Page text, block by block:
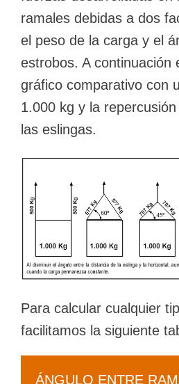
ramales debidas a dos
el peso de la carga y el
estrobos. A continuación
gráfico comparativo con
1.000 kg y la
las eslingas.
Para calcular cualquier
facilitamos la siguiente
ÁNGULO ENTRE